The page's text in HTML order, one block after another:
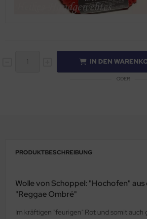
IN DEN
ODER
PRODUKTBESCHREIBUNG
Wolle von Schoppel: "Hochofen" aus
"Reggae Ombré"
Im kräftigen "feurigen" Rot und somit auch